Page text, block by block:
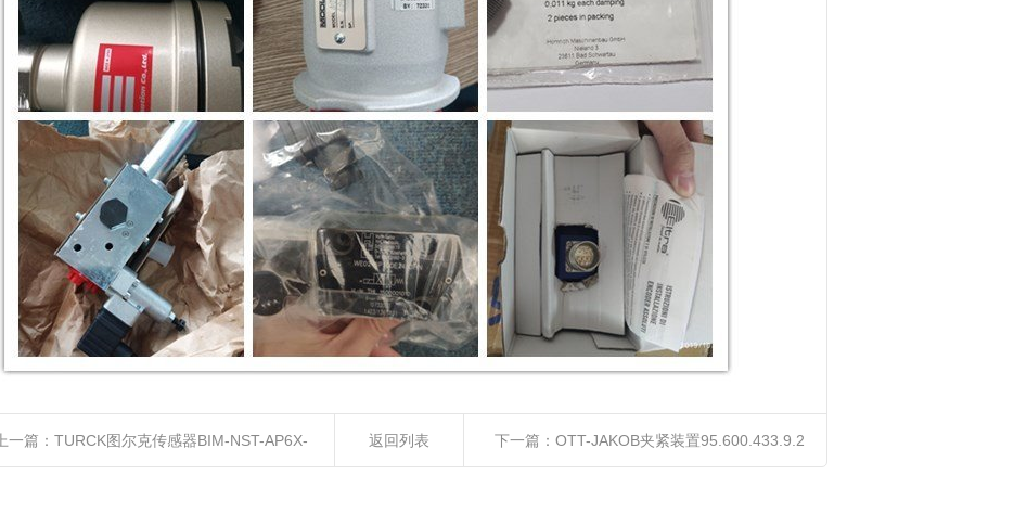
上一篇： TURCK图尔克传感器BIM-NST-AP6X- 返回列表 下一篇： OTT-JAKOB夹紧装置95.600.433.9.2